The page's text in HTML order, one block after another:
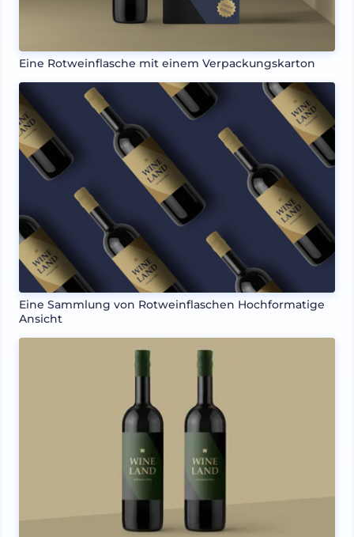
Eine Rotweinflasche mit einem Verpackungskarton
Eine Sammlung von Rotweinflaschen Hochformatige
Ansicht